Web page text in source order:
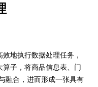
地执行数据处理任务，
子，将商品信息表、门
融合，进而形成一张具有